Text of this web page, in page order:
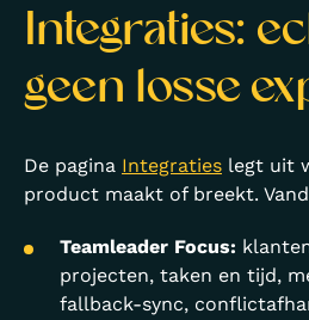
Integraties:
geen losse
De pagina Integraties legt uit
product maakt of breekt.
Teamleader Focus:
projecten, taken en tijd,
fallback-sync,